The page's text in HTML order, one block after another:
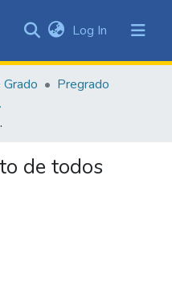
of DSpace
Log In (current)
Pregrado
de todos